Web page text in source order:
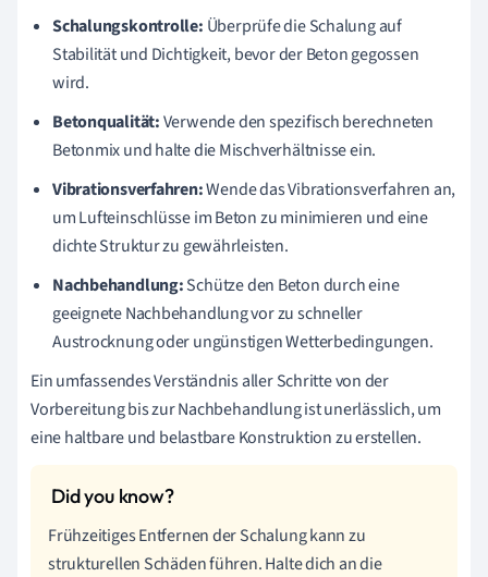
Schalungskontrolle: Überprüfe die Schalung auf
Stabilität und Dichtigkeit, bevor der Beton gegossen
wird.
Betonqualität:Verwende den spezifisch berechneten
Betonmix und halte die Mischverhältnisse ein.
Vibrationsverfahren:Wende das Vibrationsverfahren an,
um Lufteinschlüsse im Beton zu minimieren und eine
dichte Struktur zu gewährleisten.
Nachbehandlung:Schütze den Beton durch eine
geeignete Nachbehandlung vor zu schneller
Austrocknung oder ungünstigen Wetterbedingungen.
Ein umfassendes Verständnis aller Schritte von der
Vorbereitung bis zur Nachbehandlung ist unerlässlich, um
eine haltbare und belastbare Konstruktion zu erstellen.
Frühzeitiges Entfernen der Schalung kann zu
strukturellen Schäden führen. Halte dich an die